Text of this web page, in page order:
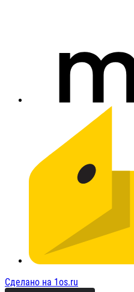
Сделано на 1os.ru